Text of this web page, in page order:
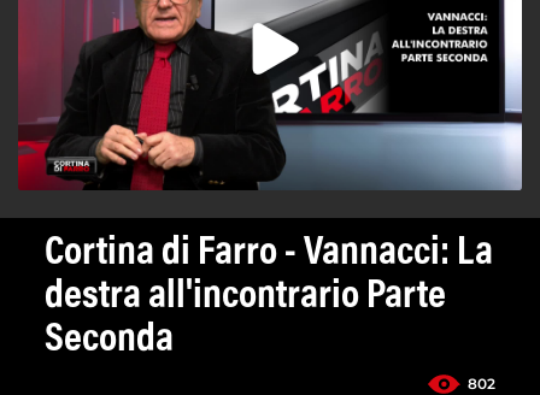
Cortina di Farro - Vannacci: La
destra all'incontrario Parte
Seconda
802